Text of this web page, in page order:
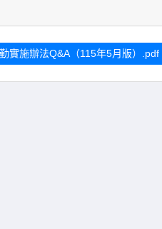
實施辦法Q&A（115年5月版）.pdf